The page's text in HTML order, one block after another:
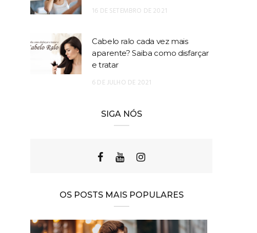
16 DE SETEMBRO DE 2021
Cabelo ralo cada vez mais
aparente? Saiba como disfarçar
e tratar
6 DE JULHO DE 2021
SIGA NÓS
OS POSTS MAIS POPULARES